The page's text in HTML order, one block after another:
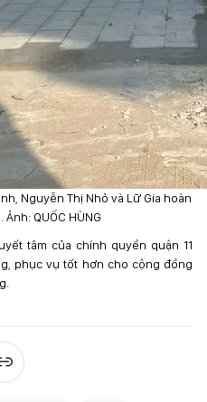
Nguyễn Thị Nhỏ và Lữ Gia hoàn
QUỐC HÙNG
tâm của chính quyền quận 11
phục vụ tốt hơn cho cộng đồng